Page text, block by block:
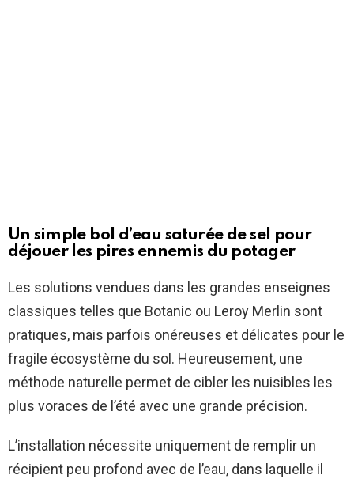
Un simple bol d’eau saturée de sel pour
déjouer les pires ennemis du potager
Les solutions vendues dans les grandes enseignes
classiques telles que Botanic ou Leroy Merlin sont
pratiques, mais parfois onéreuses et délicates pour le
fragile écosystème du sol. Heureusement, une
méthode naturelle permet de cibler les nuisibles les
plus voraces de l’été avec une grande précision.
L’installation nécessite uniquement de remplir un
récipient peu profond avec de l’eau, dans laquelle il